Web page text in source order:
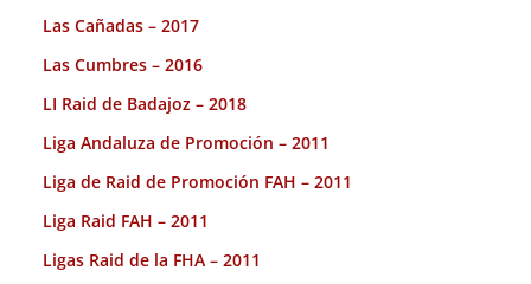
Las Cañadas – 2017
Las Cumbres – 2016
LI Raid de Badajoz – 2018
Liga Andaluza de Promoción – 2011
Liga de Raid de Promoción FAH – 2011
Liga Raid FAH – 2011
Ligas Raid de la FHA – 2011